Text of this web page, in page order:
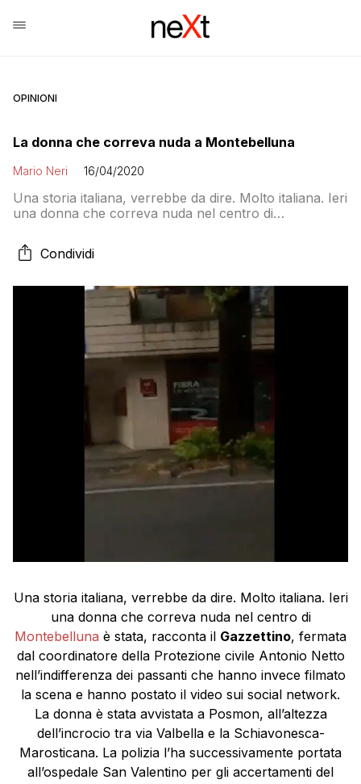
OPINIONI
La donna che correva nuda a Montebelluna
Mario Neri 16/04/2020
Una storia italiana, verrebbe da dire. Molto italiana. Ieri
una donna che correva nuda nel centro di
dal coordinatore della Protezione civile Antonio Netto
nell’indifferenza dei passanti che hanno invece filmato
La donna è stata avvistata a Posmon, […]
Condividi
Una storia italiana, verrebbe da dire. Molto italiana. Ieri
una donna che correva nuda nel centro di
Montebelluna è stata, racconta il Gazzettino, fermata
dal coordinatore della Protezione civile Antonio Netto
nell’indifferenza dei passanti che hanno invece filmato
la scena e hanno postato il video sui social network.
La donna è stata avvistata a Posmon, all’altezza
dell’incrocio tra via Valbella e la Schiavonesca-
Marosticana. La polizia l’ha successivamente portata
all’ospedale San Valentino per gli accertamenti del